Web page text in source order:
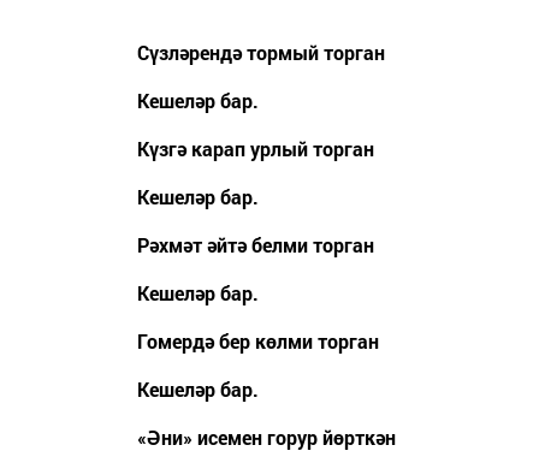
Сүзләрендә тормый торган
Кешеләр бар.
Күзгә карап урлый торган
Кешеләр бар.
Рәхмәт әйтә белми торган
Кешеләр бар.
Гомердә бер көлми торган
Кешеләр бар.
«Әни» исемен горур йөрткән